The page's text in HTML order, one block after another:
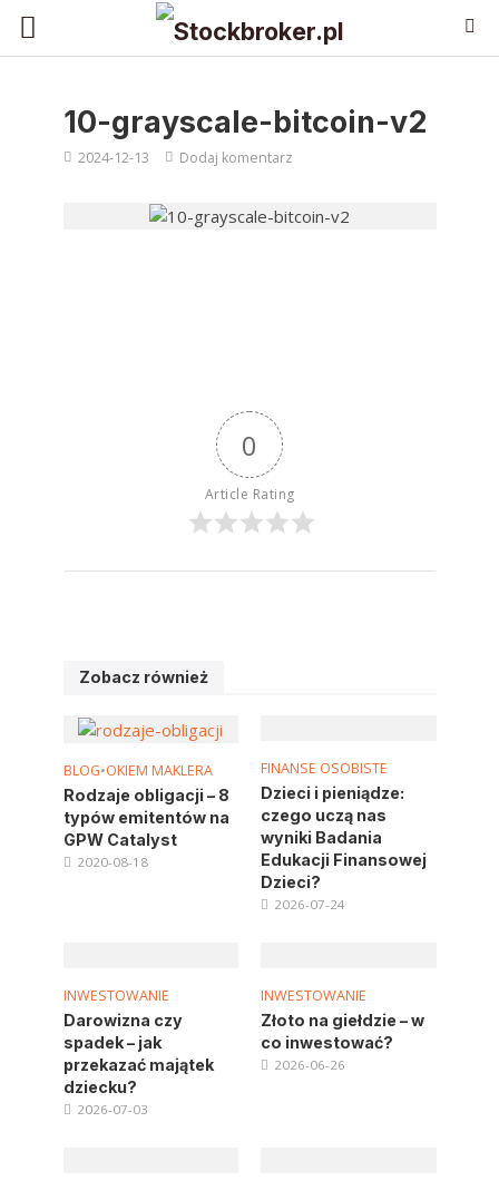
10-grayscale-bitcoin-v2
2024-12-13 Dodaj komentarz
0
Article Rating
Zobacz również
BLOG•OKIEM MAKLERA
Rodzaje obligacji – 8
typów emitentów na
GPW Catalyst
2020-08-18
FINANSE OSOBISTE
Dzieci i pieniądze:
czego uczą nas
wyniki Badania
Edukacji Finansowej
Dzieci?
2026-07-24
INWESTOWANIE
Darowizna czy
spadek – jak
przekazać majątek
dziecku?
2026-07-03
INWESTOWANIE
Złoto na giełdzie – w
co inwestować?
2026-06-26